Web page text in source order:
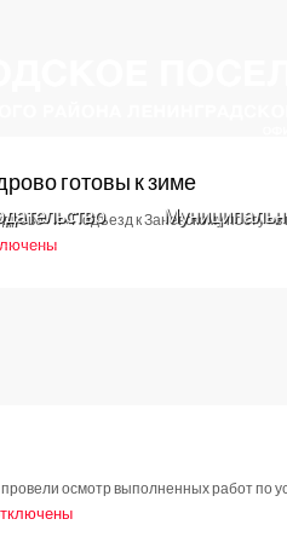
готовы к зиме
и «Подъезд к Заневскому
осмотр выполненных работ по